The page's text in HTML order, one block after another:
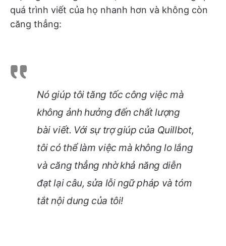
quá trình viết của họ nhanh hơn và không còn
căng thẳng:
Nó giúp tôi tăng tốc công việc mà
không ảnh hưởng đến chất lượng
bài viết. Với sự trợ giúp của Quillbot,
tôi có thể làm việc mà không lo lắng
và căng thẳng nhờ khả năng diễn
đạt lại câu, sửa lỗi ngữ pháp và tóm
tắt nội dung của tôi!